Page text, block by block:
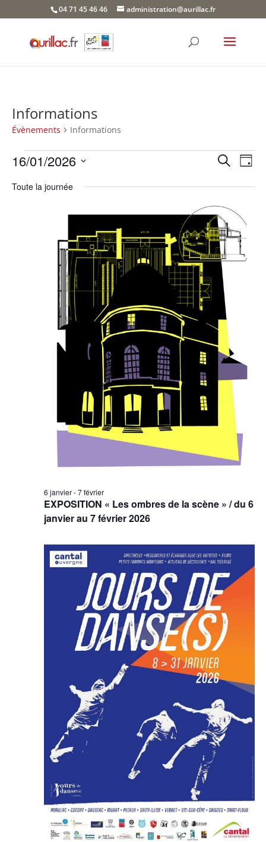
04 71 45 46 46 administration@aurillac.fr
Informations
Évènements Informations
Évènements
for
16
de
vues
Recherche
de
Jour
16/01/2026
une
Toute la journée
EXPOSITION « Les ombres de la scène » / du 6
janvier au 7 février 2026
6 janvier-7 février